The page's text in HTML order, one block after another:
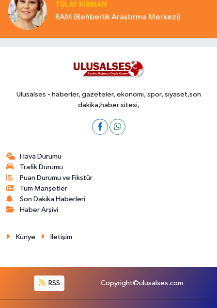
TÜLAY KİRMAN
RAM (Rehberlik Araştırma Merkezi)
Ulusalses - haberler, gazeteler, ekonomi, spor, siyaset,son
dakika,haber sitesi,
Hava Durumu
Trafik Durumu
Puan Durumu ve Fikstür
Tüm Manşetler
Son Dakika Haberleri
Haber Arşivi
Künye İletişim
RSS Copyright©ulusalses.com